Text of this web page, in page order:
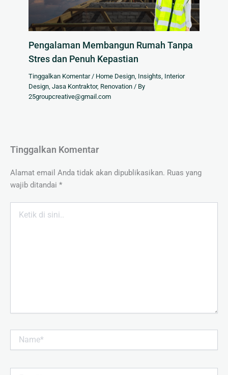
Pengalaman Membangun Rumah Tanpa
Stres dan Penuh Kepastian
Tinggalkan Komentar / Home Design, Insights, Interior
Design,Jasa Kontraktor, Renovation / By
25groupcreative@gmail.com
Tinggalkan Komentar
Alamat email Anda tidak akan dipublikasikan. Ruas yang
wajib ditandai *